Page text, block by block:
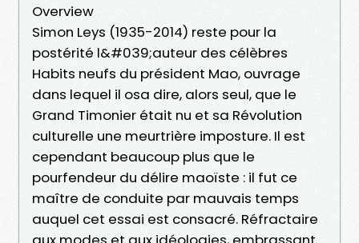
Overview
Simon Leys (1935-2014) reste pour la
postérité l&#039;auteur des célèbres
Habits neufs du président Mao, ouvrage
dans lequel il osa dire, alors seul, que le
Grand Timonier était nu et sa Révolution
culturelle une meurtrière imposture. Il est
cependant beaucoup plus que le
pourfendeur du délire maoïste : il fut ce
maître de conduite par mauvais temps
auquel cet essai est consacré. Réfractaire